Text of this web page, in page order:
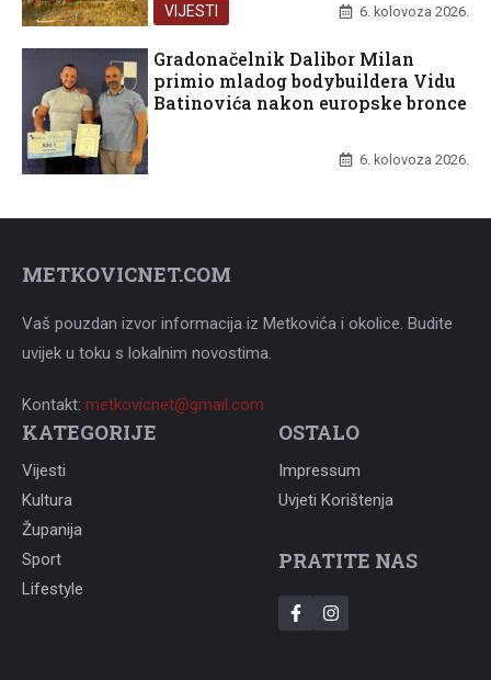
VIJESTI 6. kolovoza 2026.
Gradonačelnik Dalibor Milan
primio mladog bodybuildera Vidu
Batinovića nakon europske bronce
6. kolovoza 2026.
METKOVICNET.COM
Vaš pouzdan izvor informacija iz Metkovića i okolice. Budite
uvijek u toku s lokalnim novostima.
Kontakt: metkovicnet@gmail.com
KATEGORIJE
Vijesti
Kultura
Županija
Sport
Lifestyle
OSTALO
Impressum
Uvjeti Korištenja
PRATITE NAS